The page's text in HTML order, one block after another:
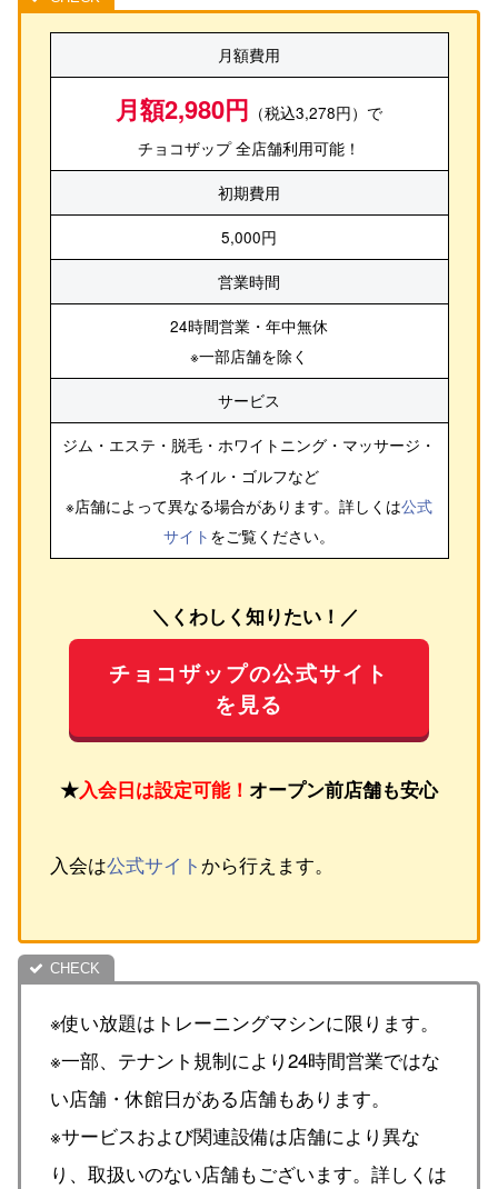
月額費用
月額2,980円 （税込3,278円）で
チョコザップ 全店舗利用可能！
初期費用
5,000円
営業時間
24時間営業・年中無休
※一部店舗を除く
サービス
ジム・エステ・脱毛・ホワイトニング・マッサージ・
ネイル・ゴルフなど
※店舗によって異なる場合があります。詳しくは公式
サイト をご覧ください。
＼くわしく知りたい！／
チョコザップの公式サイト
を見る
★入会日は設定可能！ オープン前店舗も安心
入会は公式サイト から行えます。
※使い放題はトレーニングマシンに限ります。
※一部、テナント規制により24時間営業ではな
い店舗・休館日がある店舗もあります。
※サービスおよび関連設備は店舗により異な
り、取扱いのない店舗もございます。詳しくは